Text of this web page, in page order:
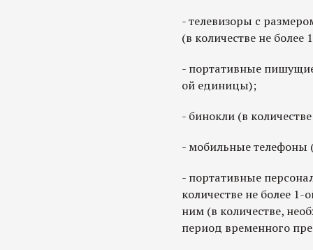
- телевизоры с
(в количестве не
- портативные
ой единицы);
- бинокли (в
- мобильные телефоны
- портативные
количестве не более
ним (в количестве,
период временного